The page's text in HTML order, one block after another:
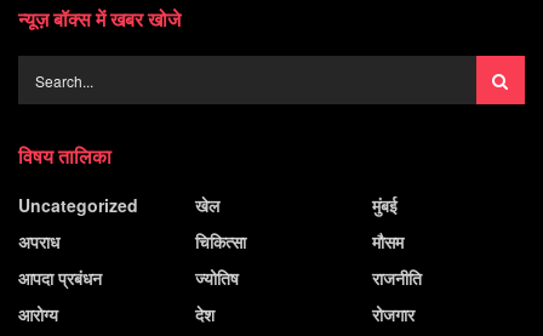
न्यूज़ बॉक्स में खबर खोजे
विषय तालिका
Uncategorized
अपराध
आपदा प्रबंधन
आरोग्य
खेल
चिकित्सा
ज्योतिष
देश
मुंबई
मौसम
राजनीति
रोजगार